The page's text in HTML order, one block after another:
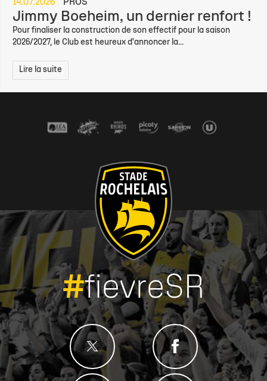
14.07.2026 PROS
Jimmy Boeheim, un dernier renfort !
Pour finaliser la construction de son effectif pour la saison
2026/2027, le Club est heureux d'annoncer la...
Lire la suite
#fievreSR